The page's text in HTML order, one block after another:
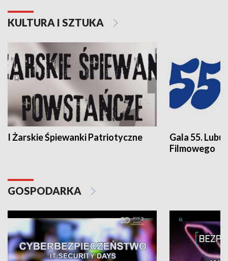
KULTURA I SZTUKA
I Żarskie Śpiewanki Patriotyczne
Gala 55.
Filmowego
GOSPODARKA